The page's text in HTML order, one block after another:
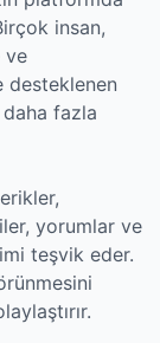
insan,
ve
desteklenen
daha fazla
yorumlar ve
teşvik eder.